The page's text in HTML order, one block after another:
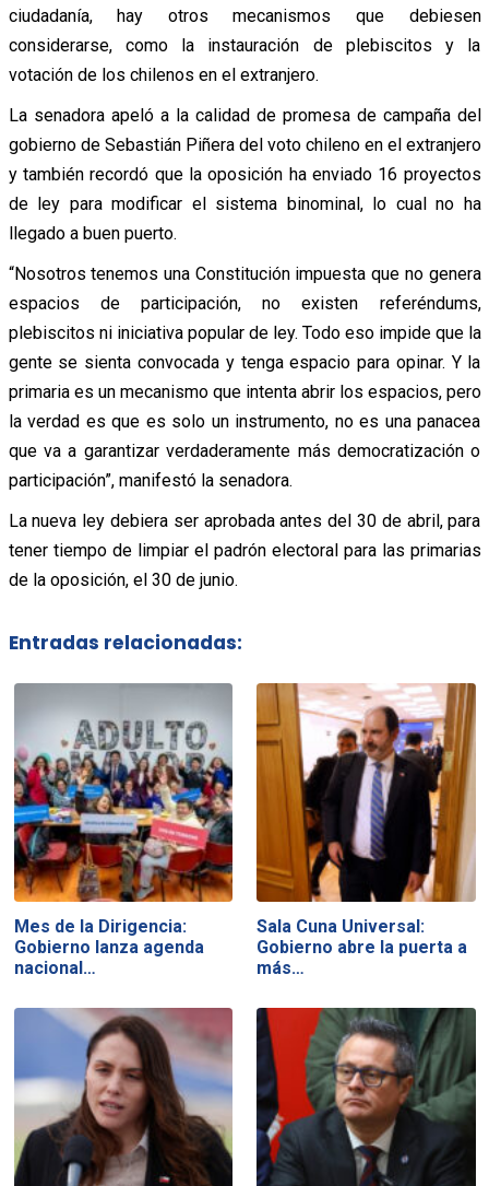
ciudadanía, hay otros mecanismos que debiesen
considerarse, como la instauración de plebiscitos y la
votación de los chilenos en el extranjero.
La senadora apeló a la calidad de promesa de campaña del
gobierno de Sebastián Piñera del voto chileno en el extranjero
y también recordó que la oposición ha enviado 16 proyectos
de ley para modificar el sistema binominal, lo cual no ha
llegado a buen puerto.
“Nosotros tenemos una Constitución impuesta que no genera
espacios de participación, no existen referéndums,
plebiscitos ni iniciativa popular de ley. Todo eso impide que la
gente se sienta convocada y tenga espacio para opinar. Y la
primaria es un mecanismo que intenta abrir los espacios, pero
la verdad es que es solo un instrumento, no es una panacea
que va a garantizar verdaderamente más democratización o
participación”, manifestó la senadora.
La nueva ley debiera ser aprobada antes del 30 de abril, para
tener tiempo de limpiar el padrón electoral para las primarias
de la oposición, el 30 de junio.
Entradas relacionadas:
Mes de la Dirigencia:
Gobierno lanza agenda
nacional…
Sala Cuna Universal:
Gobierno abre la puerta a
más…